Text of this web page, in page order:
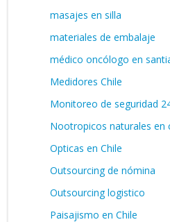
masajes en silla
materiales de embalaje
médico oncólogo en
Medidores Chile
Monitoreo de seguridad
Nootropicos naturales en
Opticas en Chile
Outsourcing de nómina
Outsourcing logistico
Paisajismo en Chile